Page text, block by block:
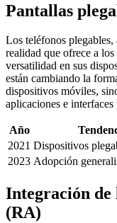
Pantallas
Los teléfonos
realidad que ofrece a
versatilidad en sus
están cambiando la
dispositivos móviles,
aplicaciones e interfaces
Año
2021 Dispositivos
2023 Adopción
Integración de
(RA)